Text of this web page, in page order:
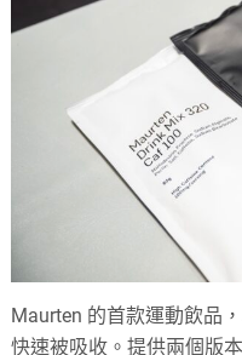
Maurten 的首款運動飲品
快速被吸收。提供兩個版